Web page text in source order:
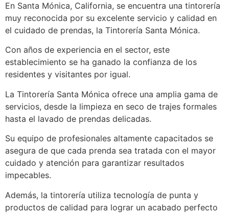
En Santa Mónica, California, se encuentra una tintorería
muy reconocida por su excelente servicio y calidad en
el cuidado de prendas, la Tintorería Santa Mónica.
Con años de experiencia en el sector, este
establecimiento se ha ganado la confianza de los
residentes y visitantes por igual.
La Tintorería Santa Mónica ofrece una amplia gama de
servicios, desde la limpieza en seco de trajes formales
hasta el lavado de prendas delicadas.
Su equipo de profesionales altamente capacitados se
asegura de que cada prenda sea tratada con el mayor
cuidado y atención para garantizar resultados
impecables.
Además, la tintorería utiliza tecnología de punta y
productos de calidad para lograr un acabado perfecto